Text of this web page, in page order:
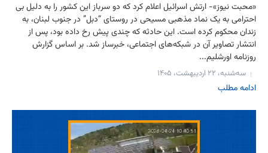
«محبت نیوز»- ارتش اسرائیل اعلام کرد که دو سرباز این کشور را به دلیل بی
احترامی به یک نماد مذهبی مسیحی در روستای “دبل” در جنوب لبنان، به
زندان محکوم کرده است. این حادثه که چندی پیش رخ داده بود، پس از
انتشار تصاویر آن در شبکه‌های اجتماعی، خبرساز شد. بر اساس گزارش
روزنامه اورشلیم...
سه‌شنبه، ۲۲ اردیبهشت، ۱۴۰۵
ادامه مطلب